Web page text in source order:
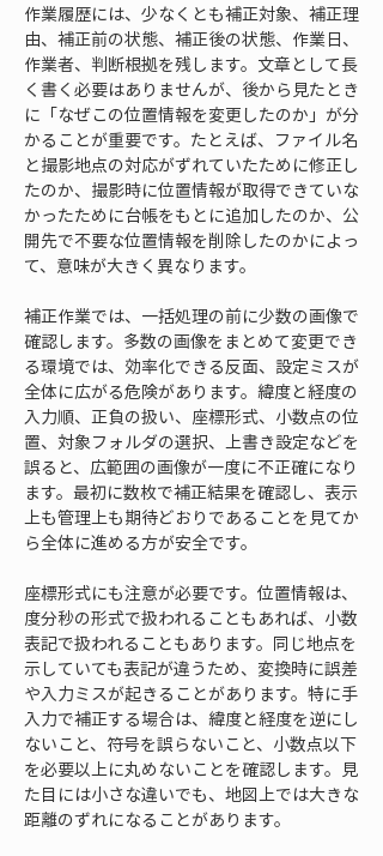
作業履歴には、少なくとも補正対象、補正理
由、補正前の状態、補正後の状態、作業日、
作業者、判断根拠を残します。文章として長
く書く必要はありませんが、後から見たとき
に「なぜこの位置情報を変更したのか」が分
かることが重要です。たとえば、ファイル名
と撮影地点の対応がずれていたために修正し
たのか、撮影時に位置情報が取得できていな
かったために台帳をもとに追加したのか、公
開先で不要な位置情報を削除したのかによっ
て、意味が大きく異なります。
補正作業では、一括処理の前に少数の画像で
確認します。多数の画像をまとめて変更でき
る環境では、効率化できる反面、設定ミスが
全体に広がる危険があります。緯度と経度の
入力順、正負の扱い、座標形式、小数点の位
置、対象フォルダの選択、上書き設定などを
誤ると、広範囲の画像が一度に不正確になり
ます。最初に数枚で補正結果を確認し、表示
上も管理上も期待どおりであることを見てか
ら全体に進める方が安全です。
座標形式にも注意が必要です。位置情報は、
度分秒の形式で扱われることもあれば、小数
表記で扱われることもあります。同じ地点を
示していても表記が違うため、変換時に誤差
や入力ミスが起きることがあります。特に手
入力で補正する場合は、緯度と経度を逆にし
ないこと、符号を誤らないこと、小数点以下
を必要以上に丸めないことを確認します。見
た目には小さな違いでも、地図上では大きな
距離のずれになることがあります。